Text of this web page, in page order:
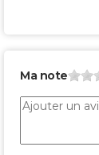
Ma note